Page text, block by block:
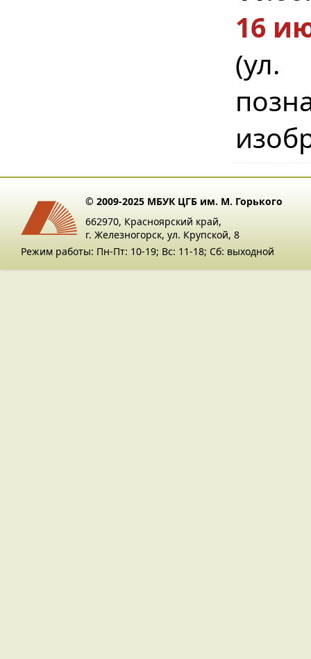
16
© 2009-2025 МБУК ЦГБ им. М. Горького
662970, Красноярский край,
г. Железногорск, ул. Крупской, 8
Режим работы: Пн-Пт: 10-19; Вс: 11-18; Сб: выходной